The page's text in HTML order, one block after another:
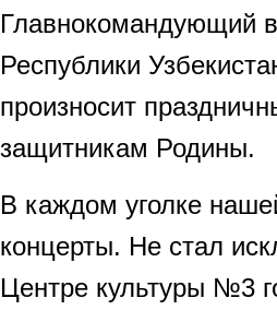
Главнокомандующий
Республики
произносит
защитникам Родины.
В каждом уголке
концерты. Не стал
Центре культуры №3